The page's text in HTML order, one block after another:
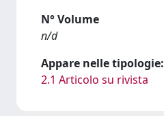
N° Volume
n/d
Appare nelle tipologie:
2.1 Articolo su rivista